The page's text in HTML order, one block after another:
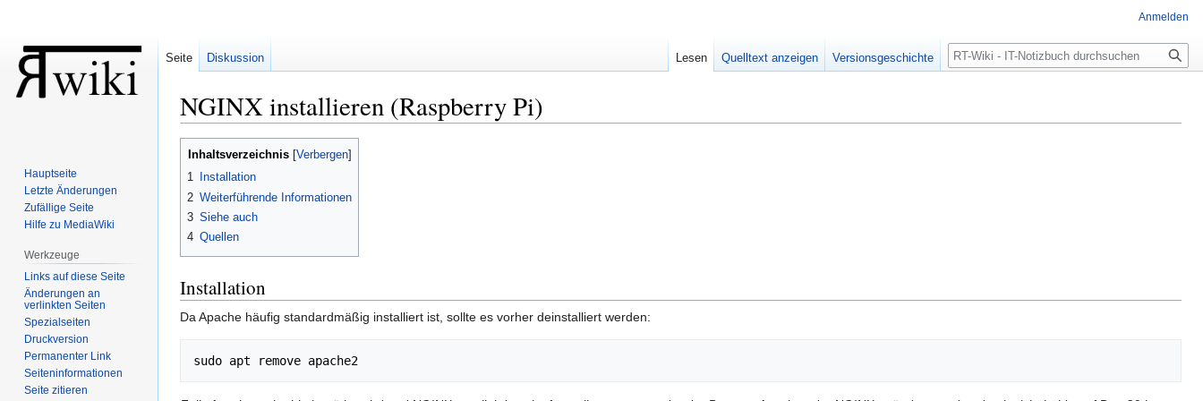
NGINX installieren (Raspberry Pi)
Zur
Zur
Inhaltsverzeichnis
1
Installation
2 Weiterführende Informationen
3 Siehe auch
4 Quellen
Installation
Da Apache häufig standardmäßig installiert ist, sollte es vorher deinstalliert werden:
Anmelden
Seite Diskussion Lesen Quelltext anzeigen Versionsgeschichte Suche
Hauptseite
Letzte Änderungen
Zufällige Seite
Hilfe zu MediaWiki
Werkzeuge
Links auf diese Seite
Änderungen an
verlinkten Seiten
Spezialseiten
Druckversion
Permanenter Link
Seiten­informationen
Seite zitieren